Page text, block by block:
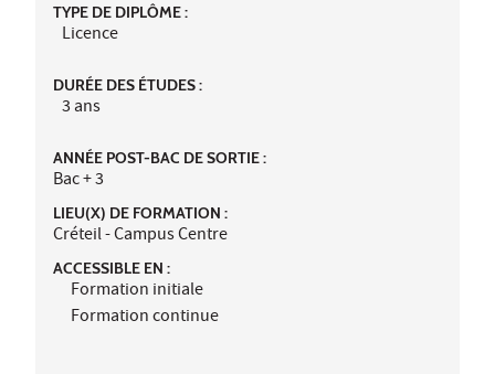
TYPE DE DIPLÔME :
Licence
DURÉE DES ÉTUDES :
3 ans
ANNÉE POST-BAC DE SORTIE :
Bac + 3
LIEU(X) DE FORMATION :
Créteil - Campus Centre
ACCESSIBLE EN :
Formation initiale
Formation continue